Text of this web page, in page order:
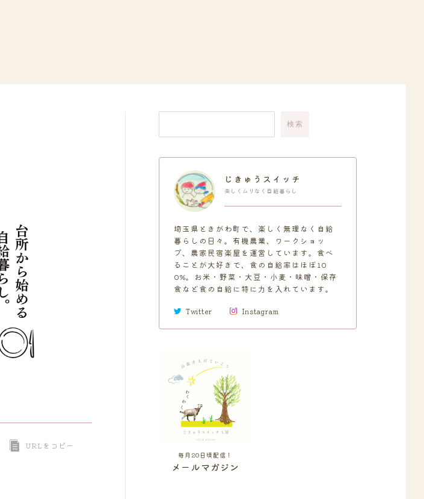
URLをコピー
検索
じきゅうスイッチ
楽しくムリなく自給暮らし
埼玉県ときがわ町で、楽しく無理なく自給
暮らしの日々。有機農業、ワークショッ
プ、農家民宿楽屋を運営しています。食べ
ることが大好きで、食の自給率はほぼ10
0%。お米・野菜・大豆・小麦・味噌・保存
食など食の自給に特に力を入れています。
Twitter Instagram
毎月20日頃配信！
メールマガジン